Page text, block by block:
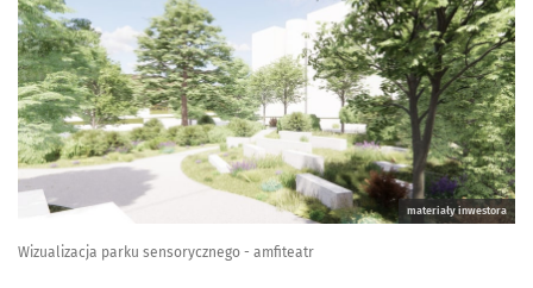
materiały inwestora
Wizualizacja parku sensorycznego - amfiteatr